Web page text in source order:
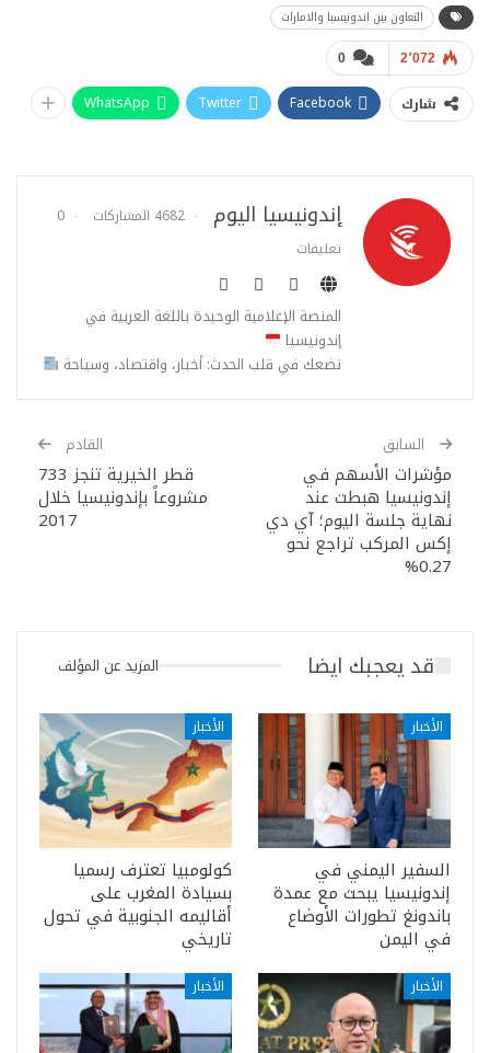
التعاون بين اندونيسيا والامارات
0 2٬072
شارك Facebook
Twitter
WhatsApp
إندونيسيا اليوم 4682 المشاركات
0
تعليقات
المنصة الإعلامية الوحيدة باللغة العربية في
إندونيسيا
نضعك في قلب الحدث: أخبار، واقتصاد، وسياحة
السابق
مؤشرات الأسهم في
إندونيسيا هبطت عند
نهاية جلسة اليوم؛ آي دي
إكس المركب تراجع نحو
0.27%
القادم
قطر الخيرية تنجز 733
مشروعاً بإندونيسيا خلال
2017
قد يعجبك ايضا المزيد عن المؤلف
الأخبار
السفير اليمني في
إندونيسيا يبحث مع عمدة
باندونغ تطورات الأوضاع
في اليمن
الأخبار
كولومبيا تعترف رسميا
بسيادة المغرب على
أقاليمه الجنوبية في تحول
تاريخي
الأخبار الأخبار